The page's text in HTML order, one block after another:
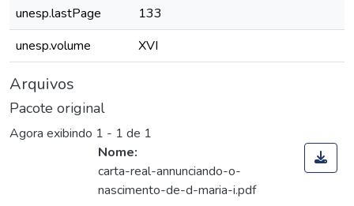
unesp.lastPage
133
unesp.volume
XVI
Arquivos
Pacote original
Agora exibindo 1 - 1 de 1
Nome:
carta-real-annunciando-o-
nascimento-de-d-maria-i.pdf